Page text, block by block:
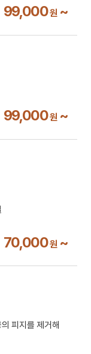
99,000원 ~
99,000원 ~
70,000원 ~
피지를 제거해